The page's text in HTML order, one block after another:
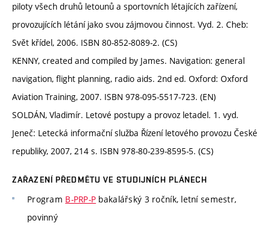
piloty všech druhů letounů a sportovních létajících zařízení,
provozujících létání jako svou zájmovou činnost. Vyd. 2. Cheb:
Svět křídel, 2006. ISBN 80-852-8089-2. (CS)
KENNY, created and compiled by James. Navigation: general
navigation, flight planning, radio aids. 2nd ed. Oxford: Oxford
Aviation Training, 2007. ISBN 978-095-5517-723. (EN)
SOLDÁN, Vladimír. Letové postupy a provoz letadel. 1. vyd.
Jeneč: Letecká informační služba Řízení letového provozu České
republiky, 2007, 214 s. ISBN 978-80-239-8595-5. (CS)
ZAŘAZENÍ PŘEDMĚTU VE STUDIJNÍCH PLÁNECH
Program B-PRP-P bakalářský 3 ročník, letní semestr,
povinný